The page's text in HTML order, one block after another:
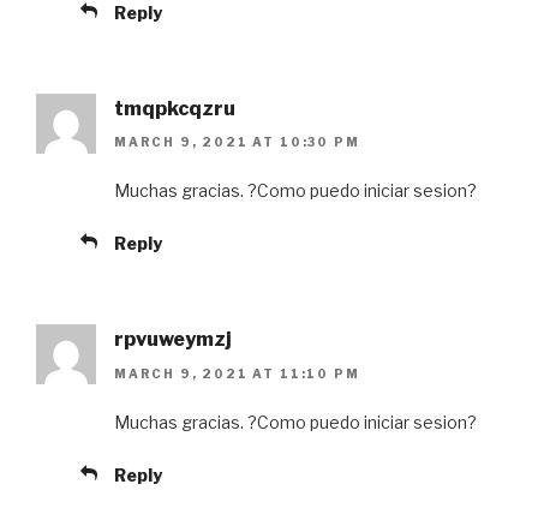
Reply
tmqpkcqzru
MARCH 9, 2021 AT 10:30 PM
Muchas gracias. ?Como puedo iniciar sesion?
Reply
rpvuweymzj
MARCH 9, 2021 AT 11:10 PM
Muchas gracias. ?Como puedo iniciar sesion?
Reply